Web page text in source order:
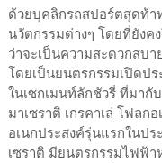
ด้วยบุคลิกรถสปอร์ตสุดท้า
นวัตกรรมต่างๆ โดยที่ยังค
ว่าจะเป็นความสะดวกสบ
โดยเป็นยนตรกรรมเปิดป
ในเซกเมนท์ลักชัวรี่ ที่มากั
มาเซราติ เกรคาเล่ โฟลก
อเนกประสงค์รุ่นแรกในป
เซราติ มียนตรกรรมไฟฟ้